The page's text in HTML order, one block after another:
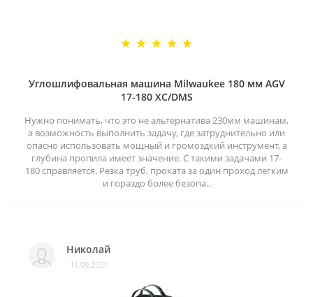
Углошлифовальная машина Milwaukee 180 мм AGV
17-180 XC/DMS
Нужно понимать, что это не альтернатива 230мм машинам,
а возможность выполнить задачу, где затруднительно или
опасно использовать мощный и громоздкий инструмент, а
глубина пропила имеет значение. С такими задачами 17-
180 справляется. Резка труб, проката за один проход легким
и гораздо более безопа..
Николай
11.09.2021